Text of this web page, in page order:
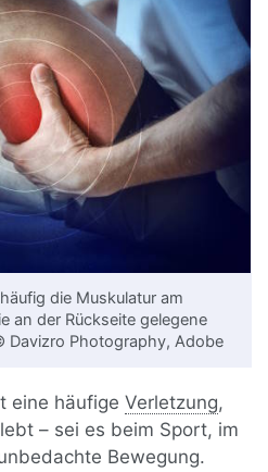
die Muskulatur am
an der Rückseite gelegene
Davizro Photography, Adobe
eine häufigeVerletzung,
– sei es beim Sport, im
Bewegung.